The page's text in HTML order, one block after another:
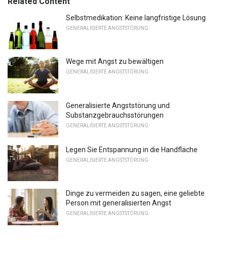
Selbstmedikation: Keine langfristige Lösung
GENERALISIERTE ANGSTSTÖRUNG
Wege mit Angst zu bewältigen
GENERALISIERTE ANGSTSTÖRUNG
Generalisierte Angststörung und
Substanzgebrauchsstörungen
GENERALISIERTE ANGSTSTÖRUNG
Legen Sie Entspannung in die Handfläche
GENERALISIERTE ANGSTSTÖRUNG
Dinge zu vermeiden zu sagen, eine geliebte
Person mit generalisierten Angst
GENERALISIERTE ANGSTSTÖRUNG